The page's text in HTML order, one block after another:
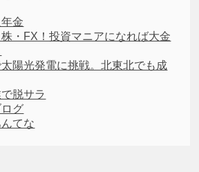
金
・FX！投資マニアになれば大金
陽光発電に挑戦。北東北でも成
脱サラ
グ
てな